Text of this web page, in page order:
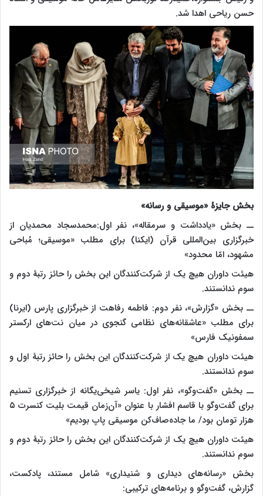
حسن ریاحی اهدا شد.
بخش جایزۀ «موسیقی و رسانه»
ــ بخش «یادداشت و سرمقاله»، نفر اول:محمدسجاد محمدیان از
خبرگزاری بین‌المللی قرآن (ایکنا) برای مطلب «موسیقی؛ مُباحی
مشهود، امّا محدود»
هیئت داوران هیچ یک از شرکت‌کنندگان این بخش را حائز رتبۀ دوم و
سوم ندانستند.
ــ بخش «گزارش»، نفر دوم: فاطمه رفاهت از خبرگزاری پارس (ایرنا)
برای مطلب «عاشقانه‌های نظامی گنجوی در میان نت‌های ارکستر
سمفونیک فارس»
هیئت داوران هیچ یک از شرکت‌کنندگان این بخش را حائز رتبۀ اول و
سوم ندانستند.
ــ بخش «گفت‌وگو»، نفر اول: یاسر شیخی‌یگانه از خبرگزاری تسنیم
برای گفت‌و‌گو با قاسم افشار با عنوان «آن‌زمان قیمت بلیت کنسرت ۵
هزار تومان بود/ ما جاده‌صاف‌کن موسیقی پاپ بودیم»
هیئت داوران هیچ یک از شرکت‌کنندگان این بخش را حائز رتبۀ دوم و
سوم ندانستند.
بخش «رسانه‌های دیداری و شنیداری» شامل مستند، پادکست،
گزارش، گفت‌وگو و برنامه‌های ترکیبی: